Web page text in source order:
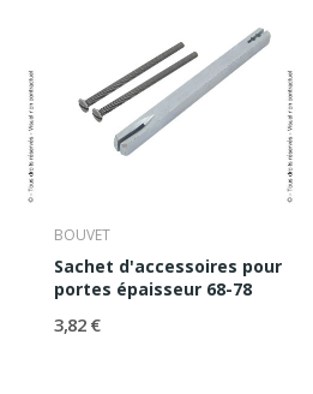
BOUVET
Sachet d'accessoires pour
portes épaisseur 68-78
3,82 €